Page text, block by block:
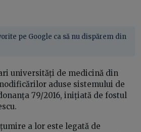
pe Google ca să nu dispărem din
universități de medicină din
aduse sistemului de
79/2016, inițiată de fostul
a lor este legată de